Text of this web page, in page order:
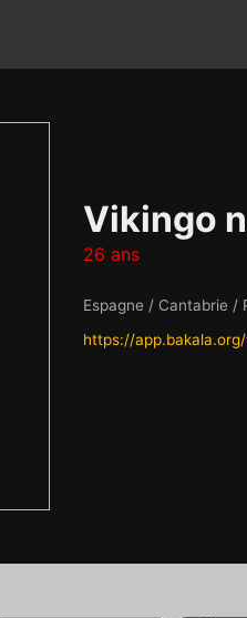
Vikingo
26 ans
Espagne / Cantabrie /
https://